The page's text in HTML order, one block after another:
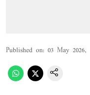
Published on: 03 May 2026,